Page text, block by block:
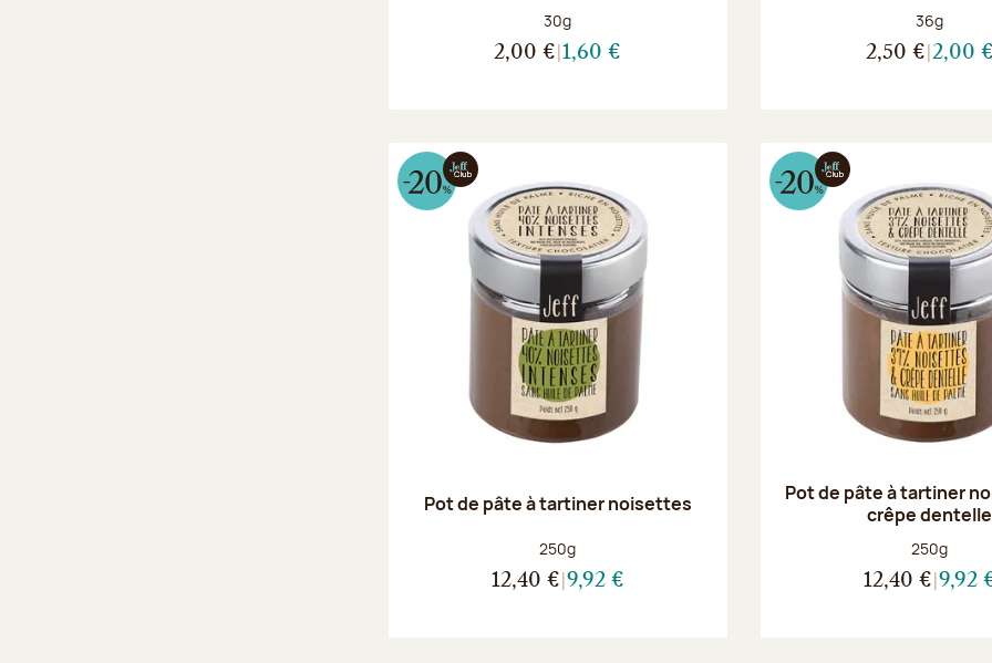
Poids net :
30g
2,00 € 1,60 €
Poids net :
36g
2,50 € 2,00 €
Pot de pâte à tartiner noisettes
Poids net :
250g
12,40 € 9,92 €
Pot de pâte à tartiner
crêpe dentelle
Poids net :
250g
12,40 € 9,92